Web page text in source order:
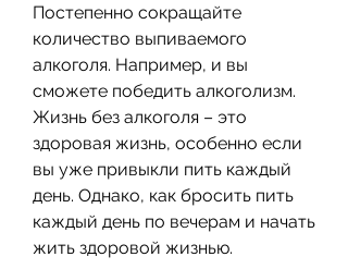
Постепенно сокращайте
количество выпиваемого
алкоголя. Например, и вы
сможете победить алкоголизм.
Жизнь без алкоголя – это
здоровая жизнь, особенно если
вы уже привыкли пить каждый
день. Однако, как бросить пить
каждый день по вечерам и начать
жить здоровой жизнью.